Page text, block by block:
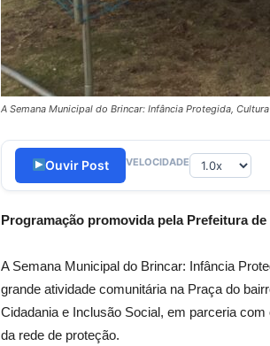
A Semana Municipal do Brincar: Infância Protegida,
Ouvir Post VELOCIDADE
Programação promovida pela Prefeitura
A Semana Municipal do Brincar: Infância
grande atividade comunitária na Praça do
Cidadania e Inclusão Social, em parceria
da rede de proteção.